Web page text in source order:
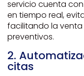
servicio cuenta
en tiempo real,
facilitando la
preventivos.
2.
citas